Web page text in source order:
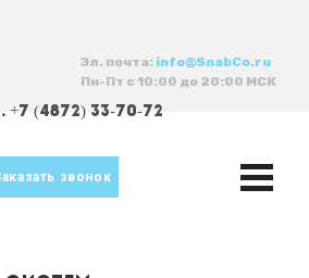
звонок
+7 (4872) 33-70-72
Эл. почта: info@SnabCo.ru
Пн-Пт с 10:00 до 20:00 МСК